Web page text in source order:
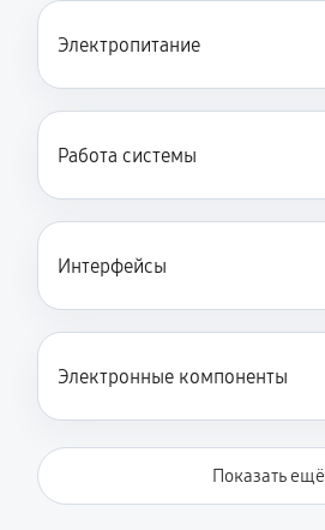
Электропитание
Работа системы
Интерфейсы
Электронные компоненты
Показать ещё